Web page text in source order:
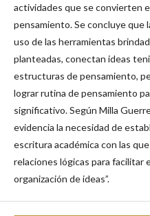
actividades que se convierten
pensamiento. Se concluye que
uso de las herramientas
planteadas, conectan ideas
estructuras de pensamiento,
lograr rutina de pensamiento
significativo. Según Milla
evidencia la necesidad de
escritura académica con las
relaciones lógicas para facilitar
organización de ideas”.